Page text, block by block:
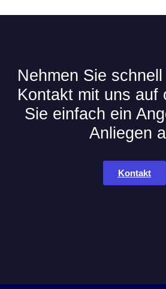
Nehmen Sie
Kontakt mit uns auf
Sie einfach ein
Anliegen
Kontakt